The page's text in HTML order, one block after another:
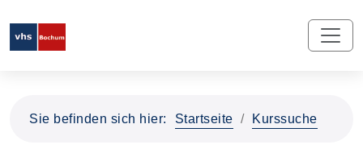
Sie befinden sich hier: Startseite Kurssuche